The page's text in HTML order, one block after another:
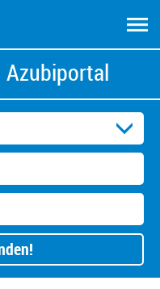
Azubiportal